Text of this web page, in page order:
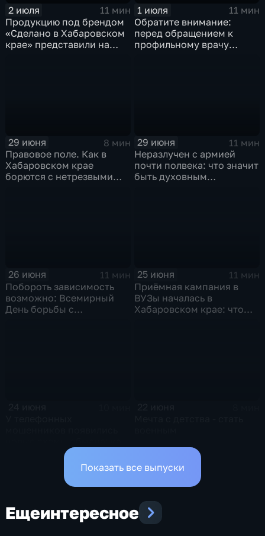
2 июля
11 мин
Продукцию под брендом
«Сделано в Хабаровском
крае» представили на
1 июля
11 мин
Обратите внимание:
перед обращением к
профильному врачу
29 июня
8 мин
Правовое поле. Как в
Хабаровском крае
борются с нетрезвыми
29 июня
11 мин
Неразлучен с армией
почти полвека: что значит
быть духовным
26 июня
11 мин
Побороть зависимость
возможно: Всемирный
День борьбы с
25 июня
11 мин
Приёмная кампания в
ВУЗы началась в
Хабаровском крае: что
уберечь от потери
финансов себя и близкихПоказать все выпуски
Ещеинтересное